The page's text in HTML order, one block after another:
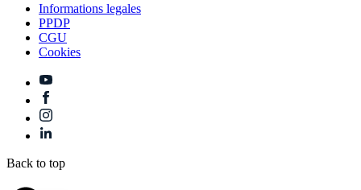
Informations legales
PPDP
CGU
Cookies
Back to top